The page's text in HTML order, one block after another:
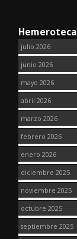
Hemeroteca
julio 2026
junio 2026
mayo 2026
abril 2026
marzo 2026
febrero 2026
enero 2026
diciembre 2025
noviembre 2025
octubre 2025
septiembre 2025